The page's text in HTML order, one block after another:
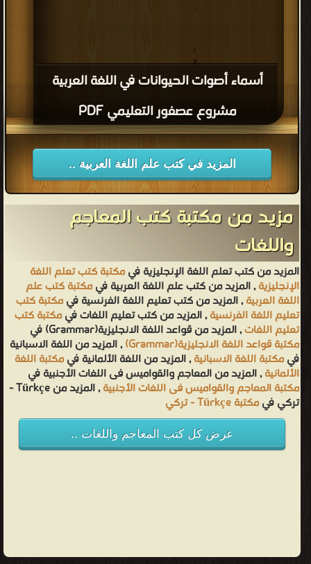
أسماء أصوات الحيوانات في اللغة العربية
مشروع عصفور التعليمي PDF
المزيد في كتب علم اللغة العربية ..
مزيد من مكتبة كتب المعاجم
واللغات
المزيد من كتب تعلم اللغة الإنجليزية فيمكتبة كتب تعلم اللغة
الإنجليزية, المزيد من كتب علم اللغة العربية فيمكتبة كتب علم
اللغة العربية, المزيد من كتب تعليم اللغة الفرنسية فيمكتبة كتب
تعليم اللغة الفرنسية, المزيد من كتب تعليم اللغات فيمكتبة كتب
تعليم اللغات, المزيد من قواعد اللغة الانجليزية(Grammar) في
مكتبة قواعد اللغة الانجليزية(Grammar) , المزيد من اللغة الاسبانية
فيمكتبة اللغة الاسبانية, المزيد من اللغة الألمانية فيمكتبة اللغة
الألمانية, المزيد من المعاجم والقواميس فى اللغات الأجنبية في
مكتبة المعاجم والقواميس فى اللغات الأجنبية , المزيد من Türkçe -
تركي فيمكتبة Türkçe - تركي
عرض كل كتب المعاجم واللغات ..